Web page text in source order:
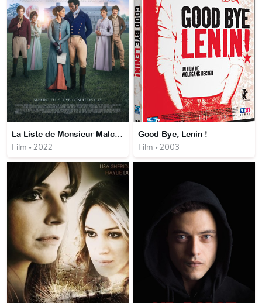
La Liste de Monsieur Malcom
Film • 2022
Good Bye, Lenin !
Film • 2003